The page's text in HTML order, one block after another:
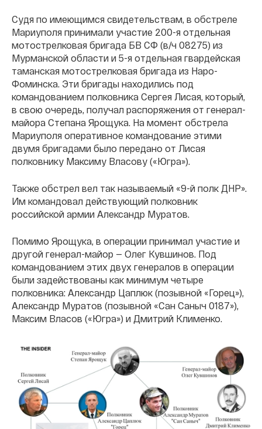
Судя по имеющимся свидетельствам, в обстреле
Мариуполя принимали участие 200-я отдельная
мотострелковая бригада БВ СФ (в/ч 08275) из
Мурманской области и 5-я отдельная гвардейская
таманская мотострелковая бригада из Наро-
Фоминска. Эти бригады находились под
командованием полковника Сергея Лисая, который,
в свою очередь, получал распоряжения от генерал-
майора Степана Ярощука. На момент обстрела
Мариуполя оперативное командование этими
двумя бригадами было передано от Лисая
полковнику Максиму Власову («Югра»).
Также обстрел вел так называемый «9-й полк ДНР».
Им командовал действующий полковник
российской армии Александр Муратов.
Помимо Ярощука, в операции принимал участие и
другой генерал-майор — Олег Кувшинов. Под
командованием этих двух генералов в операции
были задействованы как минимум четыре
полковника: Александр Цаплюк (позывной «Горец»),
Александр Муратов (позывной «Сан Саныч 0187»),
Максим Власов («Югра») и Дмитрий Клименко.